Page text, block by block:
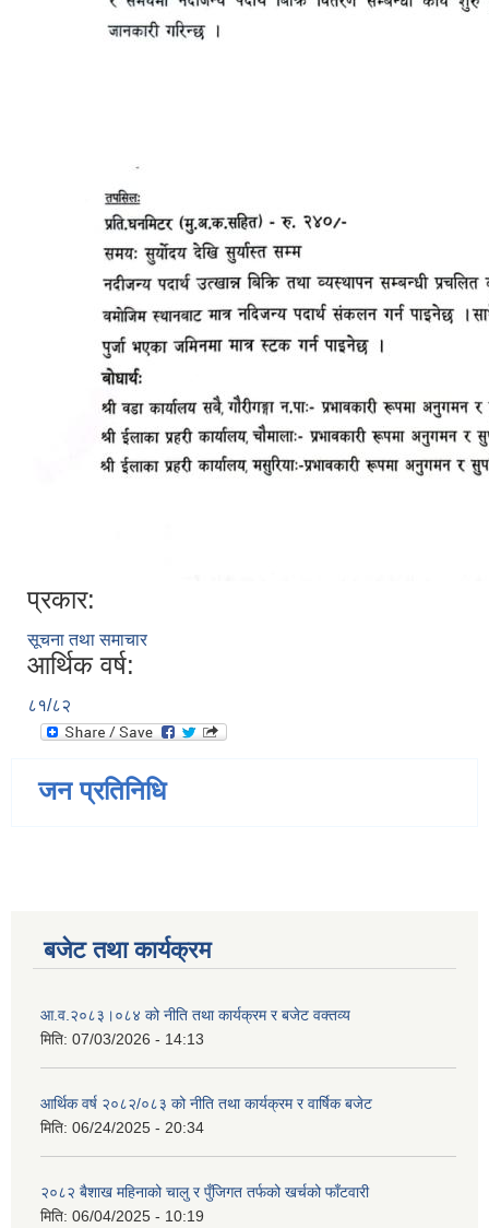
प्रकार:
सूचना तथा समाचार
आर्थिक वर्ष:
८१/८२
जन प्रतिनिधि
बजेट तथा कार्यक्रम
आ.व.२०८३।०८४ को नीति तथा कार्यक्रम र बजेट वक्तव्य
मिति: 07/03/2026 - 14:13
आर्थिक वर्ष २०८२/०८३ को नीति तथा कार्यक्रम र वार्षिक बजेट
मिति: 06/24/2025 - 20:34
२०८२ बैशाख महिनाको चालु र पुँजिगत तर्फको खर्चको फाँटवारी
मिति: 06/04/2025 - 10:19